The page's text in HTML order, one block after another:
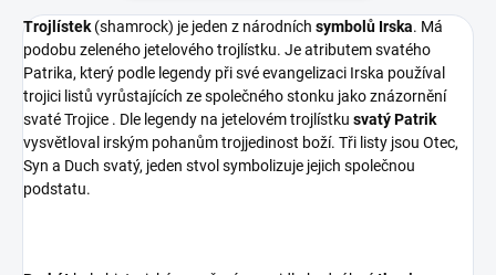
Trojlístek (shamrock) je jeden z národních symbolů Irska. Má
podobu zeleného jetelového trojlístku. Je atributem svatého
Patrika, který podle legendy při své evangelizaci Irska používal
trojici listů vyrůstajících ze společného stonku jako znázornění
svaté Trojice . Dle legendy na jetelovém trojlístku svatý Patrik
vysvětloval irským pohanům trojjedinost boží. Tři listy jsou Otec,
Syn a Duch svatý, jeden stvol symbolizuje jejich společnou
podstatu.